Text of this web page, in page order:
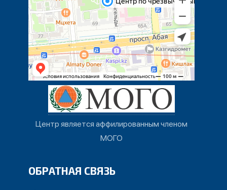
Центр является аффилированным членом
МОГО
ОБРАТНАЯ СВЯЗЬ